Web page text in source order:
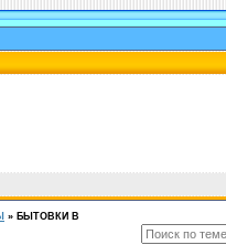
» БЫТОВКИ В